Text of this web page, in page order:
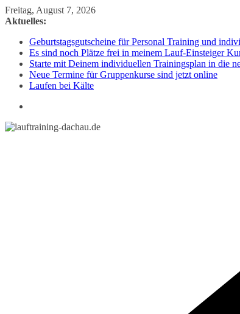
Zum
Inhalt
Freitag, August 7, 2026
Aktuelles:
Geburtstagsgutscheine für Personal Training und
Es sind noch Plätze frei in meinem Lauf-Einsteiger
Starte mit Deinem individuellen Trainingsplan in die
Neue Termine für Gruppenkurse sind jetzt online
Laufen bei Kälte